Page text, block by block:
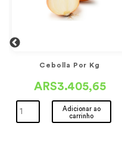
Cebolla Por Kg
ARS3.405,65
Adicionar ao
carrinho